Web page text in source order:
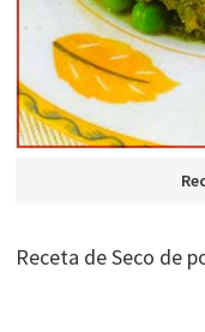
Receta de Seco de